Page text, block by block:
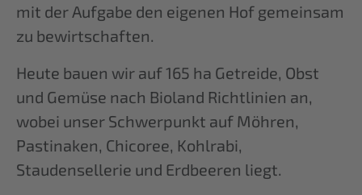
mit der Aufgabe den eigenen Hof gemeinsam
zu bewirtschaften.
Heute bauen wir auf 165 ha Getreide, Obst
und Gemüse nach Bioland Richtlinien an,
wobei unser Schwerpunkt auf Möhren,
Pastinaken, Chicoree, Kohlrabi,
Staudensellerie und Erdbeeren liegt.